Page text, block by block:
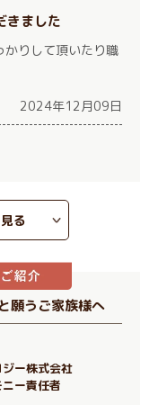
きました
かりして頂いたり職
2024年12月09日
る
願うご家族様へ
ー株式会社
ー責任者